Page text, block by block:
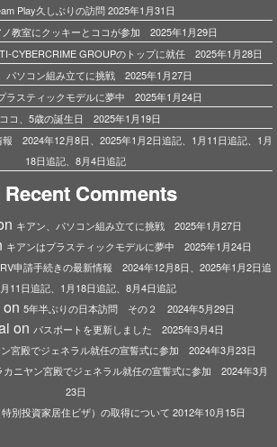
Play久しぶりの訪問 2025年1月31日
ノ教室にクッキーとココが参加 2025年1月29日
CYBERCRIME GROUPのトップに就任 2025年1月28日
パソコン組み立てに挑戦 2025年1月27日
ラスティックモデルに夢中 2025年1月24日
ココ、5歳の誕生日 2025年1月19日
2024年12月8日、2025年1月2日追記、1月11日追記、1月
18日追記、8月4日追記
Recent Comments
キアン、パソコン組み立てに挑戦 2025年1月27日
キアンはプラスティックモデルに夢中 2025年1月24日
申請手続きの最新情報 2024年12月8日、2025年1月2日追
11日追記、1月18日追記、8月4日追記
on 5年半ぶりの日本訪問 その２ 2024年5月29日
on パスポートを更新しました 2025年3月4日
宮殿でジェネラル就任の宣誓式に参加 2024年3月23日
カニヤン宮殿でジェネラル就任の宣誓式に参加 2024年3月
23日
別投資家居住ビザ）の取得について 2012年10月15日